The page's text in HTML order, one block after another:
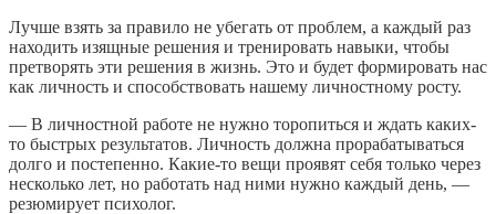
Лучше взять за правило не убегать от проблем, а каждый раз
находить изящные решения и тренировать навыки, чтобы
претворять эти решения в жизнь. Это и будет формировать нас
как личность и способствовать нашему личностному росту.
— В личностной работе не нужно торопиться и ждать каких-
то быстрых результатов. Личность должна прорабатываться
долго и постепенно. Какие-то вещи проявят себя только через
несколько лет, но работать над ними нужно каждый день, —
резюмирует психолог.